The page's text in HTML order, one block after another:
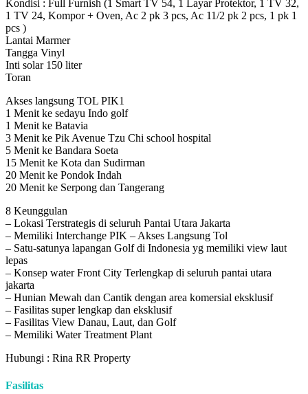
Kondisi : Full Furnish (1 Smart TV 54, 1 Layar Protektor, 1 TV 32,
1 TV 24, Kompor + Oven, Ac 2 pk 3 pcs, Ac 11/2 pk 2 pcs, 1 pk 1
pcs )
Lantai Marmer
Tangga Vinyl
Inti solar 150 liter
Toran
Akses langsung TOL PIK1
1 Menit ke sedayu Indo golf
1 Menit ke Batavia
3 Menit ke Pik Avenue Tzu Chi school hospital
5 Menit ke Bandara Soeta
15 Menit ke Kota dan Sudirman
20 Menit ke Pondok Indah
20 Menit ke Serpong dan Tangerang
8 Keunggulan
– Lokasi Terstrategis di seluruh Pantai Utara Jakarta
– Memiliki Interchange PIK – Akses Langsung Tol
– Satu-satunya lapangan Golf di Indonesia yg memiliki view laut
lepas
– Konsep water Front City Terlengkap di seluruh pantai utara
jakarta
– Hunian Mewah dan Cantik dengan area komersial eksklusif
– Fasilitas super lengkap dan eksklusif
– Fasilitas View Danau, Laut, dan Golf
– Memiliki Water Treatment Plant
Hubungi : Rina RR Property
Fasilitas